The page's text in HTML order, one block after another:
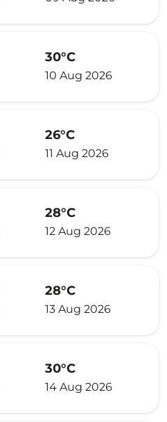
30°C
10 Aug 2026
26°C
11 Aug 2026
28°C
12 Aug 2026
28°C
13 Aug 2026
30°C
14 Aug 2026